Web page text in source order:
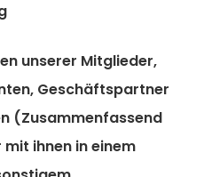
unserer Mitglieder,
Geschäftspartner
(Zusammenfassend
ihnen in einem